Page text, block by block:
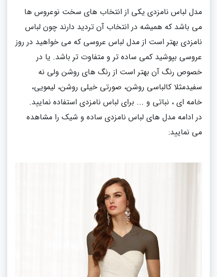
مدل لباس نامزدی یکی از انتخاب های سخت نوعروس ها
می باشد که همیشه در انتخاب آن تردید دارند چون لباس
نامزدی بهتر است از مدل لباس عروسی که می خواهید در روز
عروسی بپوشید کمی ساده تر و متفاوت تر باشد. یا در
خصوص رنگ آن بهتر است از رنگ های روشن ولی نه
سفیدمثلا کالباسی روشن، صورتی خیلی روشن، لیمویی،
خامه ای ، نباتی و ... برای لباس نامزدی استفاده نمایید.
در ادامه مدل های لباس نامزدی ساده و شیک را مشاهده
می نمایید: